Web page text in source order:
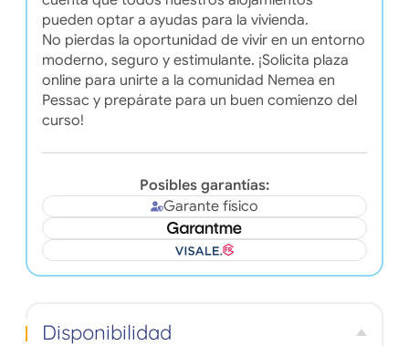
pueden optar a ayudas para la vivienda.
No pierdas la oportunidad de vivir en un entorno
moderno, seguro y estimulante. ¡Solicita plaza
online para unirte a la comunidad Nemea en
Pessac y prepárate para un buen comienzo del
curso!
Posibles garantías:
Garante físico
Disponibilidad